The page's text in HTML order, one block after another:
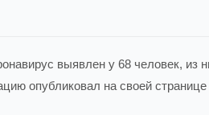
выявлен у 68 человек,
опубликовал на своей